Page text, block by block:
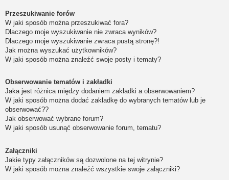
Przeszukiwanie forów
W jaki sposób można przeszukiwać fora?
Dlaczego moje wyszukiwanie nie zwraca wyników?
Dlaczego moje wyszukiwanie zwraca pustą stronę?!
Jak można wyszukać użytkowników?
W jaki sposób można znaleźć swoje posty i tematy?
Obserwowanie tematów i zakładki
Jaka jest różnica między dodaniem zakładki a obserwowaniem?
W jaki sposób można dodać zakładkę do wybranych tematów lub je
obserwować??
Jak obserwować wybrane forum?
W jaki sposób usunąć obserwowanie forum, tematu?
Załączniki
Jakie typy załączników są dozwolone na tej witrynie?
W jaki sposób można znaleźć wszystkie swoje załączniki?